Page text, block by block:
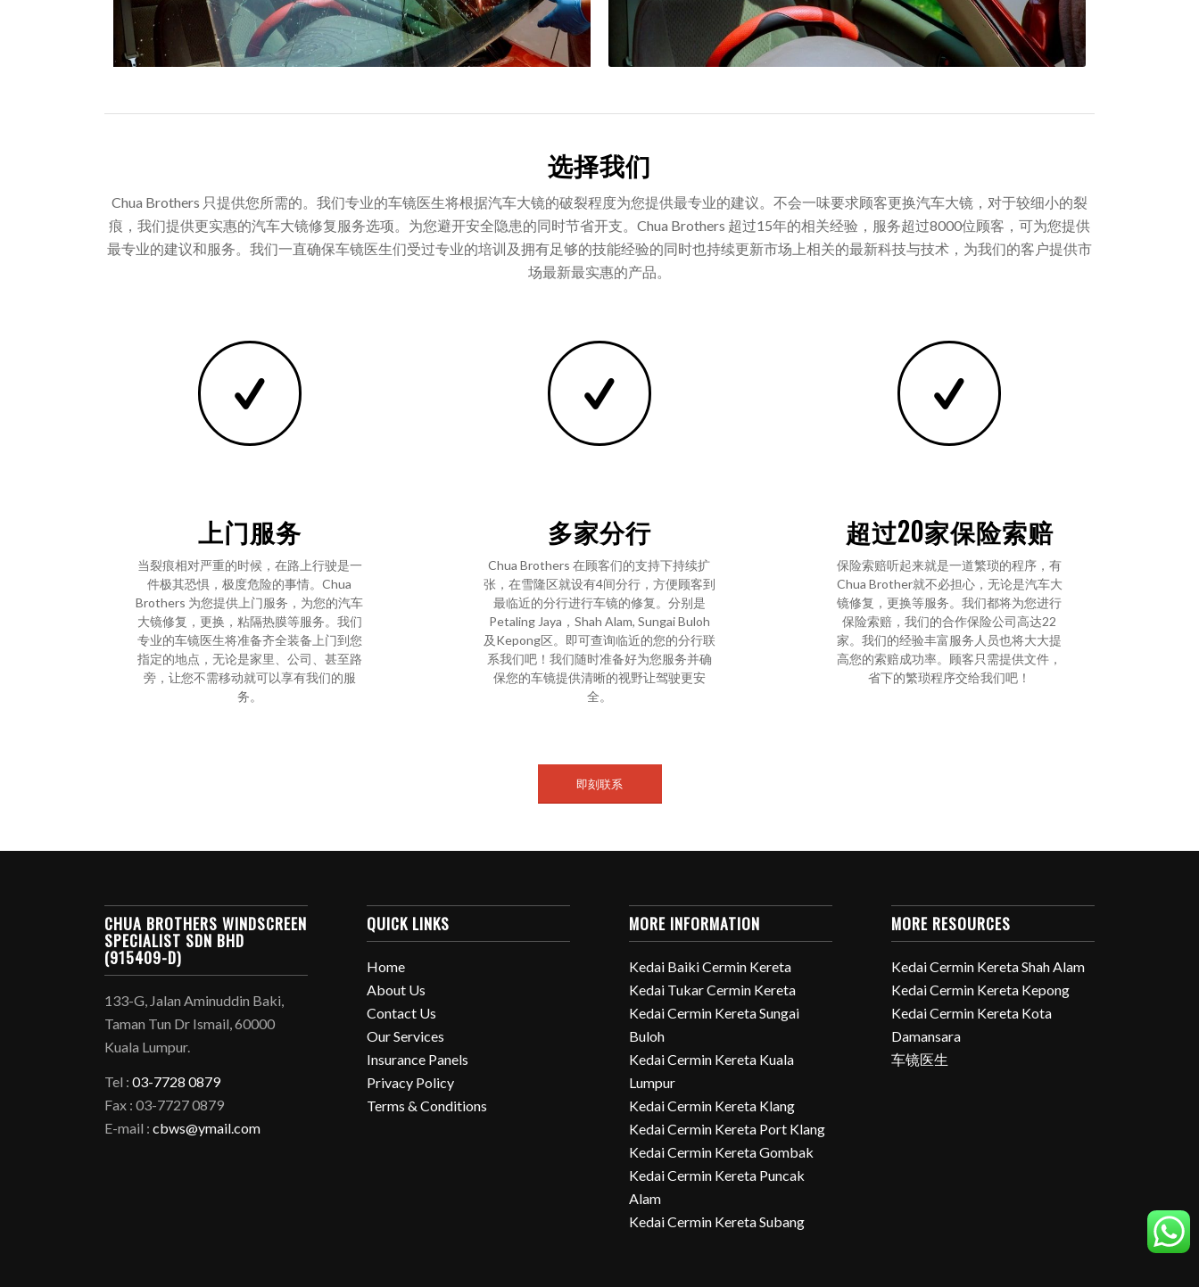
选择我们
Chua Brothers 只提供您所需的。我们专业的车镜医生将根据汽车大镜的破裂程度为您提供最专业的建议。不会一味要求顾客更换汽车大镜，对于较细小的裂
痕，我们提供更实惠的汽车大镜修复服务选项。为您避开安全隐患的同时节省开支。Chua Brothers 超过15年的相关经验，服务超过8000位顾客，可为您提供
最专业的建议和服务。我们一直确保车镜医生们受过专业的培训及拥有足够的技能经验的同时也持续更新市场上相关的最新科技与技术，为我们的客户提供市
场最新最实惠的产品。
上门服务
当裂痕相对严重的时候，在路上行驶是一
件极其恐惧，极度危险的事情。Chua
Brothers 为您提供上门服务，为您的汽车
大镜修复，更换，粘隔热膜等服务。我们
专业的车镜医生将准备齐全装备上门到您
指定的地点，无论是家里、公司、甚至路
旁，让您不需移动就可以享有我们的服
务。
多家分行
Chua Brothers 在顾客们的支持下持续扩
张，在雪隆区就设有4间分行，方便顾客到
最临近的分行进行车镜的修复。分别是
Petaling Jaya，Shah Alam, Sungai Buloh
及Kepong区。即可查询临近的您的分行联
系我们吧！我们随时准备好为您服务并确
保您的车镜提供清晰的视野让驾驶更安
全。
超过20家保险索赔
保险索赔听起来就是一道繁琐的程序，有
Chua Brother就不必担心，无论是汽车大
镜修复，更换等服务。我们都将为您进行
保险索赔，我们的合作保险公司高达22
家。我们的经验丰富服务人员也将大大提
高您的索赔成功率。顾客只需提供文件，
省下的繁琐程序交给我们吧！
即刻联系
CHUA BROTHERS WINDSCREEN
SPECIALIST SDN BHD
(915409-D)
133-G, Jalan Aminuddin Baki,
Taman Tun Dr Ismail, 60000
Kuala Lumpur.
Tel :03-7728 0879
Fax : 03-7727 0879
E-mail :cbws@ymail.com
QUICK LINKS
Home
About Us
Contact Us
Our Services
Insurance Panels
Privacy Policy
Terms & Conditions
MORE INFORMATION
Kedai Baiki Cermin Kereta
Kedai Tukar Cermin Kereta
Kedai Cermin Kereta Sungai
Buloh
Kedai Cermin Kereta Kuala
Lumpur
Kedai Cermin Kereta Klang
Kedai Cermin Kereta Port Klang
Kedai Cermin Kereta Gombak
Kedai Cermin Kereta Puncak
Alam
Kedai Cermin Kereta Subang
MORE RESOURCES
Kedai Cermin Kereta Shah Alam
Kedai Cermin Kereta Kepong
Kedai Cermin Kereta Kota
Damansara
车镜医生